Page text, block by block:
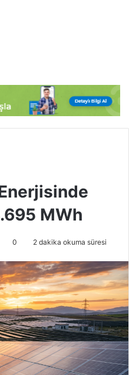
MWh
0 2 dakika okuma süresi